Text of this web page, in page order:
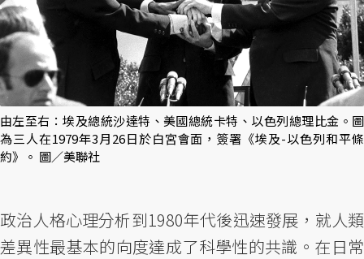
由左至右：埃及總統沙達特、美國總統卡特、以色列總理比金。圖
為三人在1979年3月26日於白宮會面，簽署《埃及-以色列和平條
約》。 圖／美聯社
政治人格心理分析到1980年代後迅速發展，就人類
差異性最基本的向度達成了科學性的共識。在日常